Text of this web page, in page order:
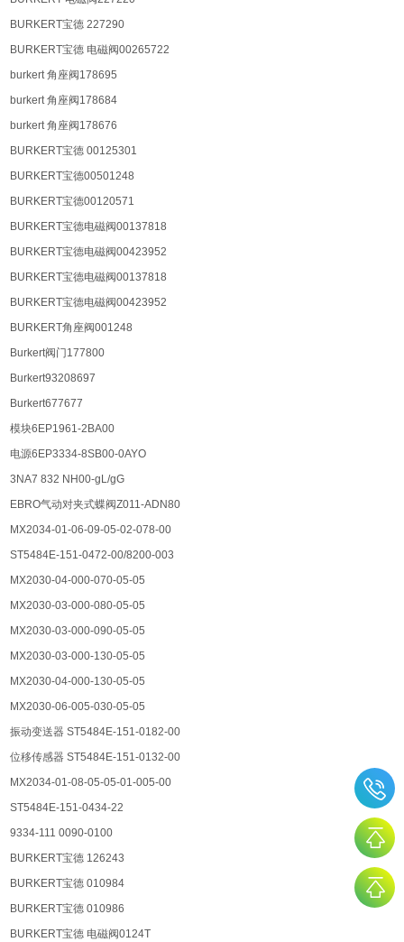
BURKERT宝德 227290
BURKERT宝德 电磁阀00265722
burkert 角座阀178695
burkert 角座阀178684
burkert 角座阀178676
BURKERT宝德 00125301
BURKERT宝德00501248
BURKERT宝德00120571
BURKERT宝德电磁阀00137818
BURKERT宝德电磁阀00423952
BURKERT宝德电磁阀00137818
BURKERT宝德电磁阀00423952
BURKERT⻆座阀001248
Burkert阀⻔177800
Burkert93208697
Burkert677677
模块6EP1961-2BA00
电源6EP3334-8SB00-0AYO
3NA7 832 NH00-gL/gG
EBRO⽓动对夹式蝶阀Z011-ADN80
MX2034-01-06-09-05-02-078-00
ST5484E-151-0472-00/8200-003
MX2030-04-000-070-05-05
MX2030-03-000-080-05-05
MX2030-03-000-090-05-05
MX2030-03-000-130-05-05
MX2030-04-000-130-05-05
MX2030-06-005-030-05-05
振动变送器 ST5484E-151-0182-00
位移传感器 ST5484E-151-0132-00
MX2034-01-08-05-05-01-005-00
ST5484E-151-0434-22
9334-111 0090-0100
BURKERT宝德 126243
BURKERT宝德 010984
BURKERT宝德 010986
BURKERT宝德 电磁阀0124T